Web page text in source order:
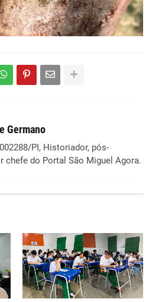
Germano
PI, Historiador, pós-
chefe do Portal São Miguel Agora.